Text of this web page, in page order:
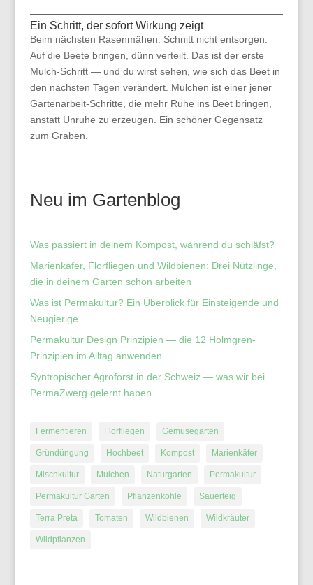
Ein Schritt, der sofort Wirkung zeigt
Beim nächsten Rasenmähen: Schnitt nicht entsorgen.
Auf die Beete bringen, dünn verteilt. Das ist der erste
Mulch-Schritt — und du wirst sehen, wie sich das Beet in
den nächsten Tagen verändert. Mulchen ist einer jener
Gartenarbeit-Schritte, die mehr Ruhe ins Beet bringen,
anstatt Unruhe zu erzeugen. Ein schöner Gegensatz
zum Graben.
Neu im Gartenblog
Was passiert in deinem Kompost, während du schläfst?
Marienkäfer, Florfliegen und Wildbienen: Drei Nützlinge,
die in deinem Garten schon arbeiten
Was ist Permakultur? Ein Überblick für Einsteigende und
Neugierige
Permakultur Design Prinzipien — die 12 Holmgren-
Prinzipien im Alltag anwenden
Syntropischer Agroforst in der Schweiz — was wir bei
PermaZwerg gelernt haben
Fermentieren Florfliegen Gemüsegarten
Gründüngung Hochbeet Kompost Marienkäfer
Mischkultur Mulchen Naturgarten Permakultur
Permakultur Garten Pflanzenkohle Sauerteig
Terra Preta Tomaten Wildbienen Wildkräuter
Wildpflanzen